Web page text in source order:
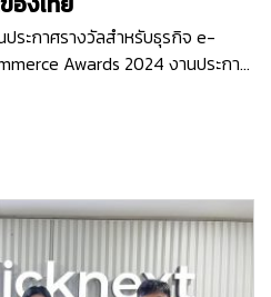
ระกาศรางวัลสำหรับธุรกิจ e-
Awards 2024 งานประกาศ
ซไทยให้เติบโต ขับเคลื่อนธุรกิจ
างเต็มประสิทธิภาพ ซึ่งงานนี้จัดขึ้น
ก็ร่วมเป็นพาร์ทเนอร์
ดสินรางวัลในงานอันทรงเกียรติ